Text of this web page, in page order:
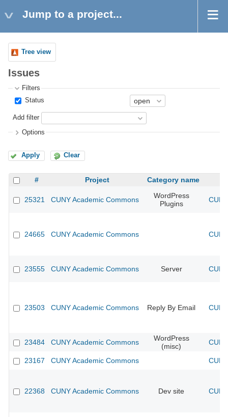
Jump to a project...
Tree view
Issues
Filters
Status
Add filter
Options
Apply Clear
# Project Category name
25321 CUNY Academic Commons
WordPress
Plugins
24665 CUNY Academic Commons
23555 CUNY Academic Commons Server
23503 CUNY Academic Commons Reply By Email
23484 CUNY Academic Commons
WordPress
(misc)
23167 CUNY Academic Commons
22368 CUNY Academic Commons Dev site